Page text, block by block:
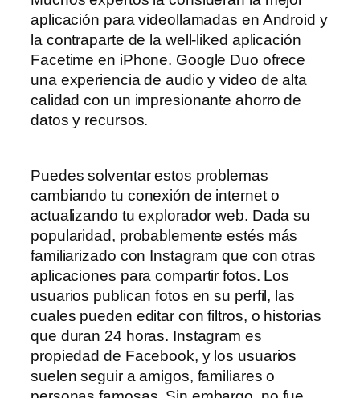
aplicación para videollamadas en Android y
la contraparte de la well-liked aplicación
Facetime en iPhone. Google Duo ofrece
una experiencia de audio y video de alta
calidad con un impresionante ahorro de
datos y recursos.
Puedes solventar estos problemas
cambiando tu conexión de internet o
actualizando tu explorador web. Dada su
popularidad, probablemente estés más
familiarizado con Instagram que con otras
aplicaciones para compartir fotos. Los
usuarios publican fotos en su perfil, las
cuales pueden editar con filtros, o historias
que duran 24 horas. Instagram es
propiedad de Facebook, y los usuarios
suelen seguir a amigos, familiares o